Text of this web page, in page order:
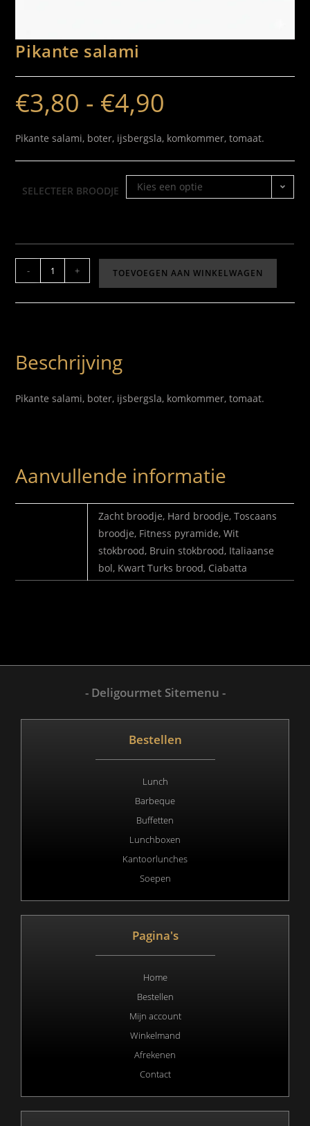
Pikante salami
€3,80 - €4,90
Pikante salami, boter, ijsbergsla, komkommer, tomaat.
SELECTEER BROODJE Kies een optie
- + TOEVOEGEN AAN WINKELWAGEN
Beschrijving
Pikante salami, boter, ijsbergsla, komkommer, tomaat.
Aanvullende informatie
Zacht broodje, Hard broodje, Toscaans
broodje, Fitness pyramide, Wit
stokbrood, Bruin stokbrood, Italiaanse
bol, Kwart Turks brood, Ciabatta
- Deligourmet Sitemenu -
Bestellen
Lunch
Barbeque
Buffetten
Lunchboxen
Kantoorlunches
Soepen
Pagina's
Home
Bestellen
Mijn account
Winkelmand
Afrekenen
Contact